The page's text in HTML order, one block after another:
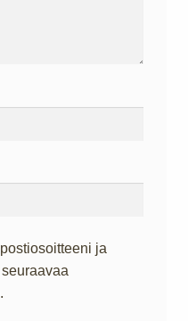
ja